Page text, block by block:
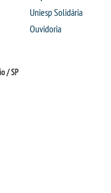
Uniesp Solidária
Ouvidoria
/ SP